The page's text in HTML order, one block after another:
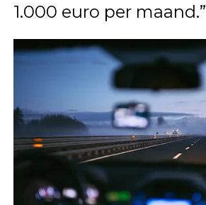
1.000 euro per maand.”